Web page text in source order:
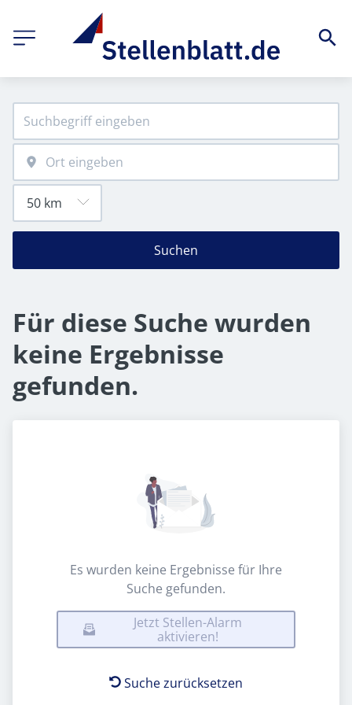
Suchen
Für diese Suche wurden
keine Ergebnisse
gefunden.
Es wurden keine Ergebnisse für Ihre
Suche gefunden.
Jetzt Stellen-Alarm
aktivieren!
Suche zurücksetzen